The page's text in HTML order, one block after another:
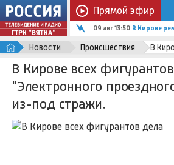
Прямой эфир
09 авг 13:50 В Кирове
Новости Происшествия В
В Кирове всех
"Электронного
из-под стражи.